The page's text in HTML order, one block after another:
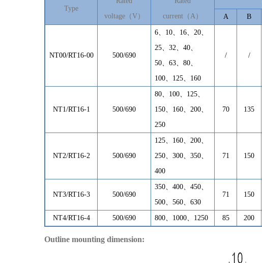
Type
voltage（V）
current （A）
A
B
NT00/RT16-00 500/690
6、 10、 16、 20、
25、 32、 40、
50、 63、 80、
100、 125、 160
/ /
NT1/RT16-1 500/690
80、 100、 125、
150、 160、 200、
250
70 135
NT2/RT16-2
500/690
125、 160、 200、
250、 300、 350、
400
71 150
NT3/RT16-3 500/690
350、 400、 450、
500、 560、 630
71 150
NT4/RT16-4 500/690 800、 1000、 1250 85 200
Outline mounting dimension: